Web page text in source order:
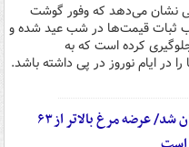
نشان می‌دهد که وفور گوشت
ثبات قیمت‌ها در شب عید شده و
کرده است که به
در ایام نوروز در پی داشته باشد.
گوشت قرمز ارزان شد/ عرضه مرغ بالاتر از ۶۳